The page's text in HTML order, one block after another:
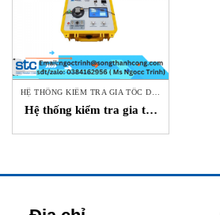
Hệ thống kiểm tra gia tốc